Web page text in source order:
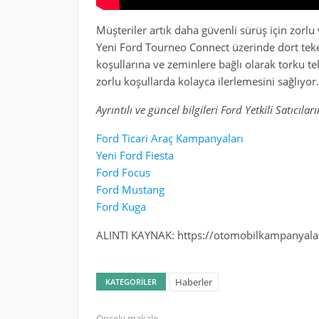
Müşteriler artık daha güvenli sürüş için
Yeni Ford Tourneo Connect üzerinde dört
koşullarına ve zeminlere bağlı olarak torku
zorlu koşullarda kolayca ilerlemesini sağlıyor.
Ayrıntılı ve güncel bilgileri Ford Yetkili
Ford Ticari Araç Kampanyaları
Yeni Ford Fiesta
Ford Focus
Ford Mustang
Ford Kuga
ALINTI KAYNAK: https://
KATEGORILER Haberler